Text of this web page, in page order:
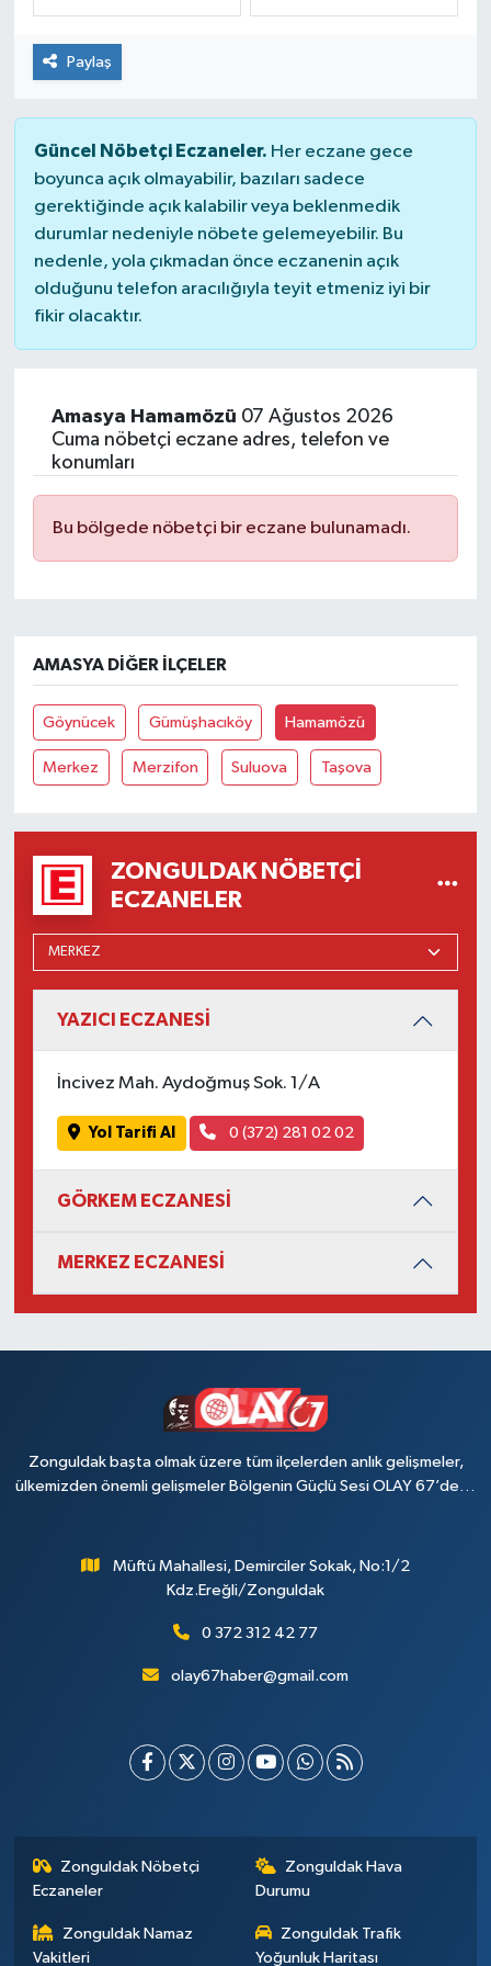
Paylaş
Güncel Nöbetçi Eczaneler. Her eczane gece
boyunca açık olmayabilir, bazıları sadece
gerektiğinde açık kalabilir veya beklenmedik
durumlar nedeniyle nöbete gelemeyebilir. Bu
nedenle, yola çıkmadan önce eczanenin açık
olduğunu telefon aracılığıyla teyit etmeniz iyi bir
fikir olacaktır.
Amasya Hamamözü 07 Ağustos 2026
Cuma nöbetçi eczane adres, telefon ve
konumları
Bu bölgede nöbetçi bir eczane bulunamadı.
AMASYA DIĞER İLÇELER
Göynücek Gümüşhacıköy Hamamözü
Merkez Merzifon Suluova Taşova
ZONGULDAK NÖBETÇI
ECZANELER
YAZICI ECZANESİ
İncivez Mah. Aydoğmuş Sok. 1/A
Yol Tarifi Al 0 (372) 281 02 02
GÖRKEM ECZANESİ
MERKEZ ECZANESİ
Zonguldak başta olmak üzere tüm ilçelerden anlık gelişmeler,
ülkemizden önemli gelişmeler Bölgenin Güçlü Sesi OLAY 67’de…
Müftü Mahallesi, Demirciler Sokak, No:1/2
Kdz.Ereğli/Zonguldak
0 372 312 42 77
olay67haber@gmail.com
Zonguldak Nöbetçi
Eczaneler
Zonguldak Hava
Durumu
Zonguldak Namaz
Vakitleri
Zonguldak Trafik
Yoğunluk Haritası
Bilim veTeknoloji
Eğitim
SEKTÖR
Magazin
Günün Haberleri
Tüm Makaleler
Videolu Haberler
Son Dakika
Tüm Haberler